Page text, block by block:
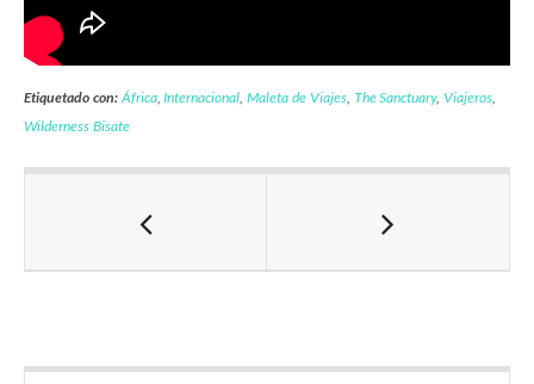
Etiquetado con: África, Internacional ,Maleta de Viajes, The Sanctuary,Viajeros
Wilderness Bisate